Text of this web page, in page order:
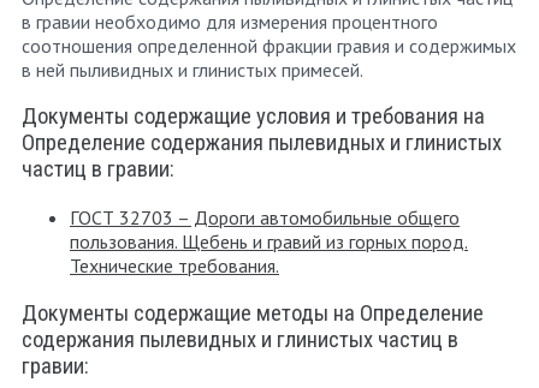
в гравии необходимо для измерения процентного
соотношения определенной фракции гравия и содержимых
в ней пыливидных и глинистых примесей.
Документы содержащие условия и требования на
Определение содержания пылевидных и глинистых
частиц в гравии:
ГОСТ 32703 – Дороги автомобильные общего
пользования. Щебень и гравий из горных пород.
Технические требования.
Документы содержащие методы на Определение
содержания пылевидных и глинистых частиц в
гравии: